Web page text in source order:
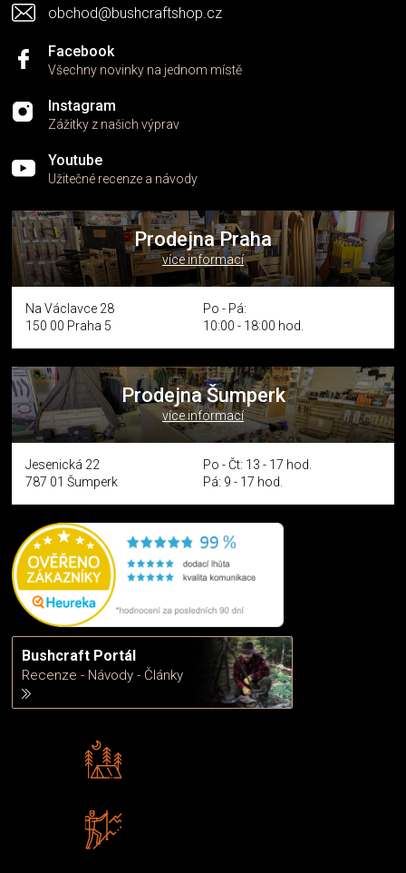
obchod@bushcraftshop.cz
Facebook
Všechny novinky na jednom místě
Instagram
Zážitky z našich výprav
Youtube
Užitečné recenze a návody
Prodejna Praha
více informací
Na Václavce 28
150 00 Praha 5
Po - Pá:
10:00 - 18:00 hod.
Prodejna Šumperk
více informací
Jesenická 22
787 01 Šumperk
Po - Čt: 13 - 17 hod.
Pá: 9 - 17 hod.
Bushcraft Portál
Recenze - Návody - Články